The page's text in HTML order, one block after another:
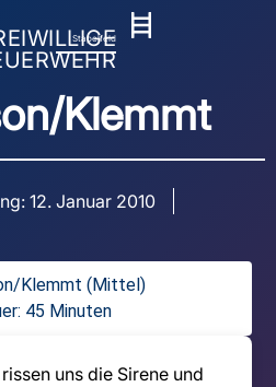
Stapelfeld
Klemmt
12. Januar 2010
Klemmt (Mittel)
45 Minuten
uns die Sirene und